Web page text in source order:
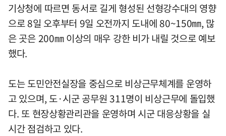
기상청에 따르면 동서로 길게 형성된 선형강수대의 영향
으로 8일 오후부터 9일 오전까지 도내에 80~150㎜, 많
은 곳은 200㎜ 이상의 매우 강한 비가 내릴 것으로 예보
했다.
도는 도민안전실장을 중심으로 비상근무체계를 운영하
고 있으며, 도·시군 공무원 311명이 비상근무에 돌입했
다. 또 현장상황관리관을 운영하며 시군 대응상황을 실
시간 점검하고 있다.